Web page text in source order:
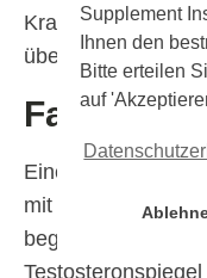
Supplement
Ihnen den
Bitte erteilen
auf
Krankenkasse die
übernimmt.
Fazit
Eine
mit einem klinisch
begonnen, wenn